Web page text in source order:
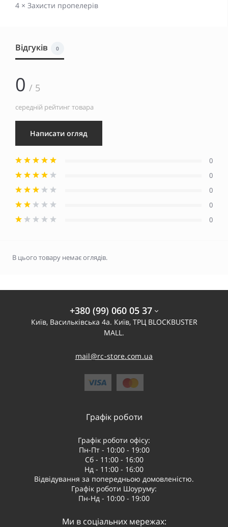
4 × Захисти пропелерів
Відгуків 0
0 / 5
середній рейтинг товара
Написати огляд
0
0
0
0
0
В цього товару немає оглядів.
+380 (99) 060 05 37
Київ, Васильківська 4а. Київ, ТРЦ BLOCKBUSTER
MALL.
mail@rc-store.com.ua
Графік роботи
Графік роботи офісу:
Пн-Пт - 10:00 - 19:00
Сб - 11:00 - 16:00
Нд - 11:00 - 16:00
Відвідування за попередньою домовленістю.
Графік роботи Шоуруму:
Пн-Нд - 10:00 - 19:00
Ми в соціальних мережах: